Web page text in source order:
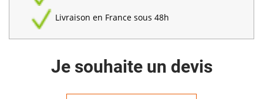
Livraison en France sous 48h
Je souhaite un devis